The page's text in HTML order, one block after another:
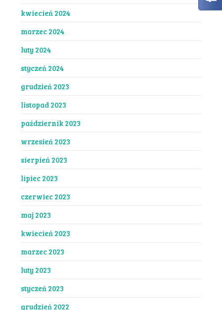
kwiecień 2024
marzec 2024
luty 2024
styczeń 2024
grudzień 2023
listopad 2023
październik 2023
wrzesień 2023
sierpień 2023
lipiec 2023
czerwiec 2023
maj 2023
kwiecień 2023
marzec 2023
luty 2023
styczeń 2023
grudzień 2022